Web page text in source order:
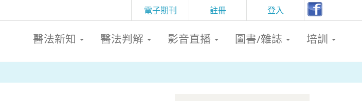
註冊 登入
電子期刊
醫法新知 醫法判解 影音直播 圖書/雜誌 培訓